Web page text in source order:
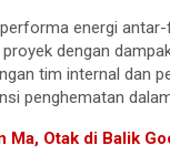
energi
dengan
tim internal dan
penghematan
Ma, Otak di Balik